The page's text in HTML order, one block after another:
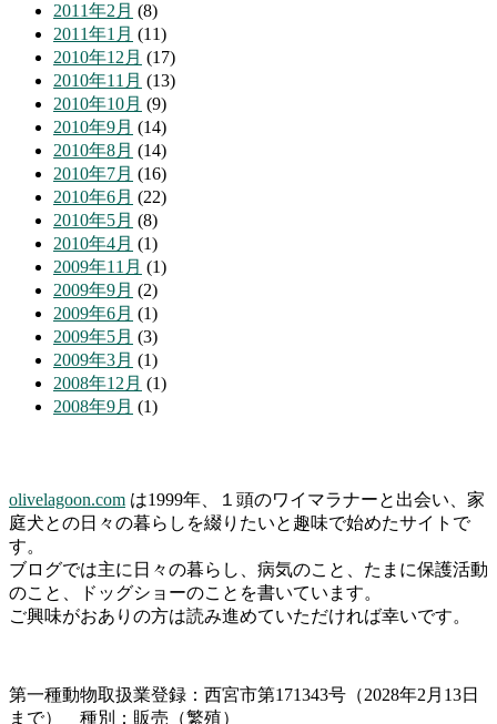
2011年2月 (8)
2011年1月 (11)
2010年12月 (17)
2010年11月 (13)
2010年10月 (9)
2010年9月 (14)
2010年8月 (14)
2010年7月 (16)
2010年6月 (22)
2010年5月 (8)
2010年4月 (1)
2009年11月 (1)
2009年9月 (2)
2009年6月 (1)
2009年5月 (3)
2009年3月 (1)
2008年12月 (1)
2008年9月 (1)
olivelagoon.com は1999年、１頭のワイマラナーと出会い、家
庭犬との日々の暮らしを綴りたいと趣味で始めたサイトで
す。
ブログでは主に日々の暮らし、病気のこと、たまに保護活動
のこと、ドッグショーのことを書いています。
ご興味がおありの方は読み進めていただければ幸いです。
第一種動物取扱業登録：西宮市第171343号（2028年2月13日
まで） 種別：販売（繁殖）